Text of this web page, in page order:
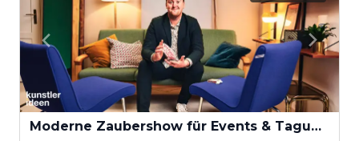
Moderne Zaubershow für Events & Tagungen